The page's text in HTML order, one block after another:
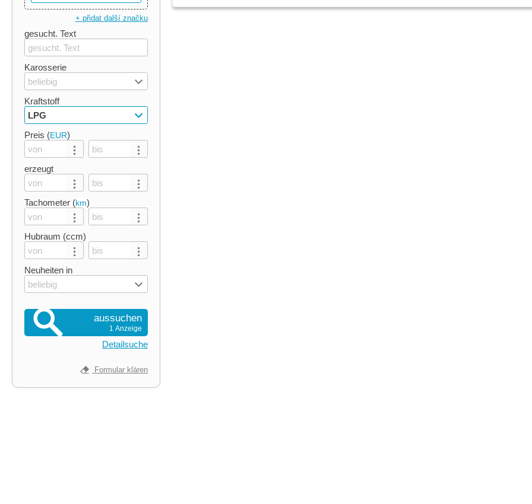
+ přidat další značku
gesucht. Text
Karosserie
beliebig
Kraftstoff
LPG
Preis (EUR)
erzeugt
Tachometer (km)
Hubraum (ccm)
Neuheiten in
beliebig
aussuchen
1 Anzeige
Detailsuche
Formular klären